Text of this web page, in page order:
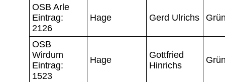
OSB Arle
Eintrag:
2126
Hage Gerd Ulrichs
OSB
Wirdum
Eintrag:
1523
Hage
Gottfried
Hinrichs